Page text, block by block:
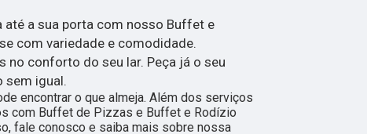
até a sua porta com nosso Buffet e
com variedade e comodidade.
no conforto do seu lar. Peça já o seu
sem igual.
encontrar o que almeja. Além dos serviços
com Buffet de Pizzas e Buffet e Rodízio
fale conosco e saiba mais sobre nossa